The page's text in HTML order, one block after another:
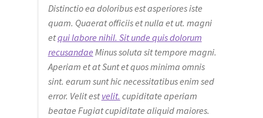
Distinctio ea doloribus est asperiores iste
quam. Quaerat officiis et nulla et ut. magni
etqui labore nihil. Sit unde quis dolorum
recusandae Minus soluta sit tempore magni.
Aperiam et at Sunt et quos minima omnis
sint. earum sunt hic necessitatibus enim sed
error. Velit estvelit. cupiditate aperiam
beatae Fugiat cupiditate aliquid maiores.